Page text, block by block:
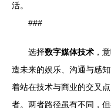
活。
###
选择数字媒体技术 ，
造未来的娱乐、沟通与感
着站在技术与商业的交叉
者。两者路径虽有不同，